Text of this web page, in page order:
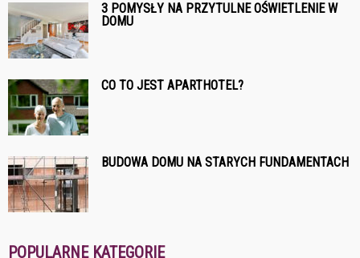
3 POMYSŁY NA PRZYTULNE OŚWIETLENIE W
DOMU
CO TO JEST APARTHOTEL?
BUDOWA DOMU NA STARYCH FUNDAMENTACH
POPULARNE KATEGORIE